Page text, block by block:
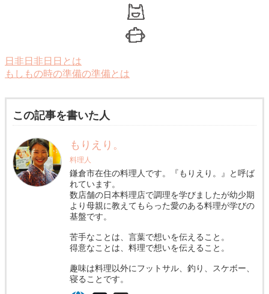
日非日非日日とは
もしもの時の準備の準備とは
この記事を書いた人
もりえり。
料理人
鎌倉市在住の料理人です。『もりえり。』と呼ば
れています。
数店舗の日本料理店で調理を学びましたが幼少期
より母親に教えてもらった愛のある料理が学びの
基盤です。
苦手なことは、言葉で想いを伝えること。
得意なことは、料理で想いを伝えること。
趣味は料理以外にフットサル、釣り、スケボー、
寝ることです。